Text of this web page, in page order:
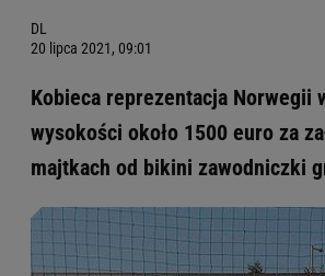
DL
20 lipca 2021, 09:01
Kobieca reprezentacja Norwegii
wysokości około 1500 euro za
majtkach od bikini zawodniczki